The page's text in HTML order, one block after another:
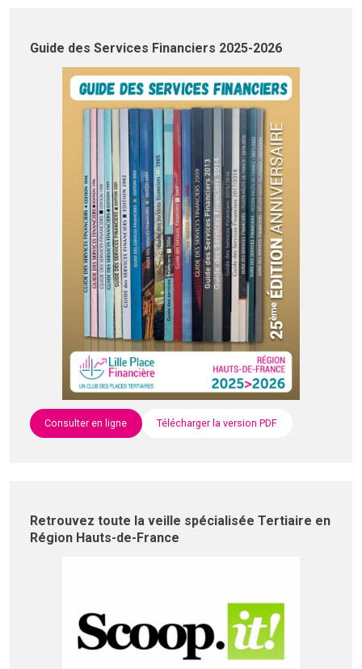
Guide des Services Financiers 2025-2026
Consulter en ligne Télécharger la version PDF
Retrouvez toute la veille spécialisée Tertiaire en
Région Hauts-de-France